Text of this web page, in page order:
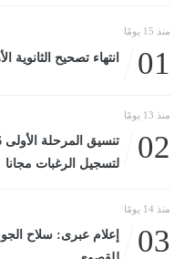
منذ 15 يومًا
01 انتهاء تصحيح الثانوية
منذ 13 يومًا
02
لتسجيل الرغبات مجانا
منذ 14 يومًا
03
إعلام عبرى: سلاح